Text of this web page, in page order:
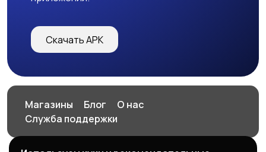
Скачать APK
Магазины Блог
О нас
Служба поддержки